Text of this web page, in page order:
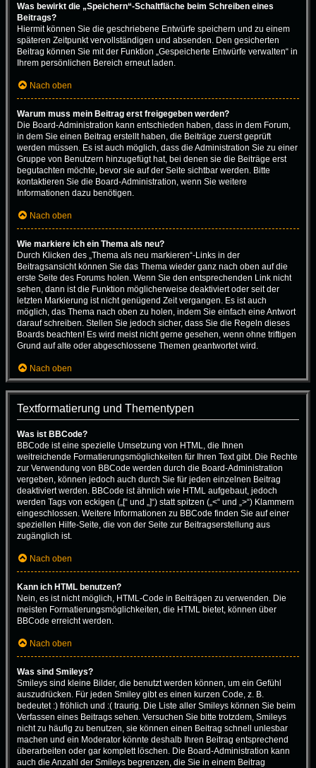
Was bewirkt die „Speichern“-Schaltfläche beim Schreiben eines
Beitrags?
Hiermit können Sie die geschriebene Entwürfe speichern und zu einem
späteren Zeitpunkt vervollständigen und absenden. Den gesicherten
Beitrag können Sie mit der Funktion „Gespeicherte Entwürfe verwalten“ in
Ihrem persönlichen Bereich erneut laden.
Nach oben
Warum muss mein Beitrag erst freigegeben werden?
Die Board-Administration kann entschieden haben, dass in dem Forum,
in dem Sie einen Beitrag erstellt haben, die Beiträge zuerst geprüft
werden müssen. Es ist auch möglich, dass die Administration Sie zu einer
Gruppe von Benutzern hinzugefügt hat, bei denen sie die Beiträge erst
begutachten möchte, bevor sie auf der Seite sichtbar werden. Bitte
kontaktieren Sie die Board-Administration, wenn Sie weitere
Informationen dazu benötigen.
Nach oben
Wie markiere ich ein Thema als neu?
Durch Klicken des „Thema als neu markieren“-Links in der
Beitragsansicht können Sie das Thema wieder ganz nach oben auf die
erste Seite des Forums holen. Wenn Sie den entsprechenden Link nicht
sehen, dann ist die Funktion möglicherweise deaktiviert oder seit der
letzten Markierung ist nicht genügend Zeit vergangen. Es ist auch
möglich, das Thema nach oben zu holen, indem Sie einfach eine Antwort
darauf schreiben. Stellen Sie jedoch sicher, dass Sie die Regeln dieses
Boards beachten! Es wird meist nicht gerne gesehen, wenn ohne triftigen
Grund auf alte oder abgeschlossene Themen geantwortet wird.
Nach oben
Textformatierung und Thementypen
Was ist BBCode?
BBCode ist eine spezielle Umsetzung von HTML, die Ihnen
weitreichende Formatierungsmöglichkeiten für Ihren Text gibt. Die Rechte
zur Verwendung von BBCode werden durch die Board-Administration
vergeben, können jedoch auch durch Sie für jeden einzelnen Beitrag
deaktiviert werden. BBCode ist ähnlich wie HTML aufgebaut, jedoch
werden Tags von eckigen („[“ und „]“) statt spitzen („<“ und „>“) Klammern
eingeschlossen. Weitere Informationen zu BBCode finden Sie auf einer
speziellen Hilfe-Seite, die von der Seite zur Beitragserstellung aus
zugänglich ist.
Nach oben
Kann ich HTML benutzen?
Nein, es ist nicht möglich, HTML-Code in Beiträgen zu verwenden. Die
meisten Formatierungsmöglichkeiten, die HTML bietet, können über
BBCode erreicht werden.
Nach oben
Was sind Smileys?
Smileys sind kleine Bilder, die benutzt werden können, um ein Gefühl
auszudrücken. Für jeden Smiley gibt es einen kurzen Code, z. B.
bedeutet :) fröhlich und :( traurig. Die Liste aller Smileys können Sie beim
Verfassen eines Beitrags sehen. Versuchen Sie bitte trotzdem, Smileys
nicht zu häufig zu benutzen, sie können einen Beitrag schnell unlesbar
machen und ein Moderator könnte deshalb Ihren Beitrag entsprechend
überarbeiten oder gar komplett löschen. Die Board-Administration kann
auch die Anzahl der Smileys begrenzen, die Sie in einem Beitrag